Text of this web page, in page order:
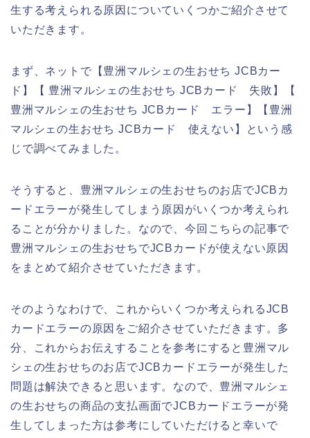
生する考えられる原因についていくつかご紹介させて
いただきます。
まず、ネットで【豊洲マルシェの生おせち JCBカー
ド】【 豊洲マルシェの生おせち JCBカード 失敗】【
豊洲マルシェの生おせち JCBカード エラー】【豊洲
マルシェの生おせち JCBカード 使えない】という感
じで調べてみました。
そうすると、豊洲マルシェの生おせちのお店でJCBカ
ードエラーが発生してしまう原因がいくつか考えられ
ることが分かりました。なので、今回こちらの記事で
豊洲マルシェの生おせちでJCBカードが使えない原因
をまとめて紹介させていただきます。
そのようなわけで、これからいくつか考えられるJCB
カードエラーの原因をご紹介させていただきます。多
分、これからお伝えすることを参考にすると豊洲マル
シェの生おせちのお店でJCBカードエラーが発生した
問題は解決できると思います。なので、豊洲マルシェ
の生おせちの商品の支払画面でJCBカードエラーが発
生してしまった方は参考にしていただけると幸いで